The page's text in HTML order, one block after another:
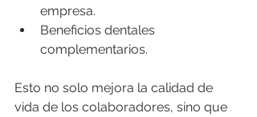
empresa.
Beneficios dentales
complementarios.
Esto no solo mejora la calidad de
vida de los colaboradores, sino que